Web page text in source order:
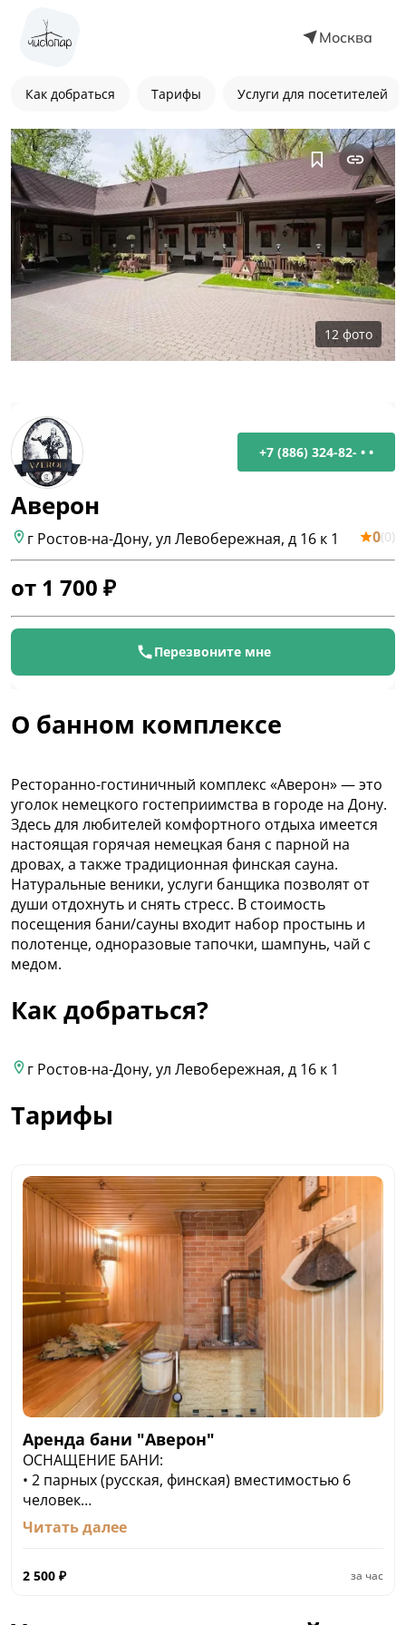
Москва
Как добраться Тарифы Услуги для посетителей
12 фото
+7 (886) 324-82- • •
Аверон
г Ростов-на-Дону, ул Левобережная, д 16 к 1 0(0)
от 1 700 ₽
Перезвоните мне
О банном комплексе
Ресторанно-гостиничный комплекс «Аверон» — это
уголок немецкого гостеприимства в городе на Дону.
Здесь для любителей комфортного отдыха имеется
настоящая горячая немецкая баня с парной на
дровах, а также традиционная финская сауна.
Натуральные веники, услуги банщика позволят от
души отдохнуть и снять стресс. В стоимость
посещения бани/сауны входит набор простынь и
полотенце, одноразовые тапочки, шампунь, чай с
медом.
Как добраться?
г Ростов-на-Дону, ул Левобережная, д 16 к 1
Тарифы
Аренда бани "Аверон"
ОСНАЩЕНИЕ БАНИ:
• 2 парных (русская, финская) вместимостью 6
человек
• бассейн 2 х 3 м
• комната отдыха
обслуживанием
• включает 6 комплектов белья (простынь,
Читать далее
2 500 ₽ за час